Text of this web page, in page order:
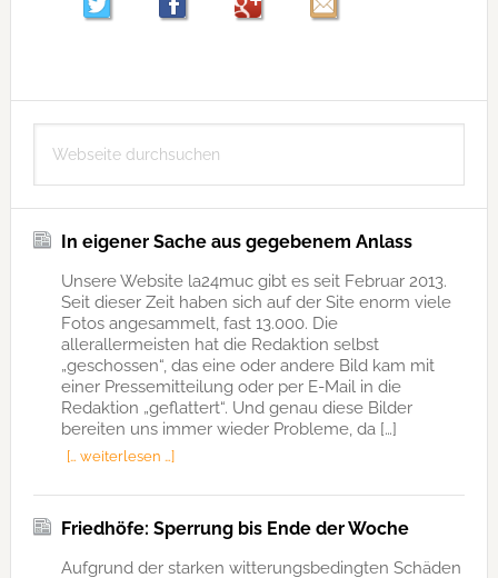
Seitenspalte
durchsuchen
In eigener Sache aus gegebenem Anlass
Unsere Website la24muc gibt es seit Februar 2013.
Seit dieser Zeit haben sich auf der Site enorm viele
Fotos angesammelt, fast 13.000. Die
allerallermeisten hat die Redaktion selbst
„geschossen“, das eine oder andere Bild kam mit
einer Pressemitteilung oder per E-Mail in die
Redaktion „geflattert“. Und genau diese Bilder
bereiten uns immer wieder Probleme, da […]
[… weiterlesen …]
Friedhöfe: Sperrung bis Ende der Woche
Aufgrund der starken witterungsbedingten Schäden